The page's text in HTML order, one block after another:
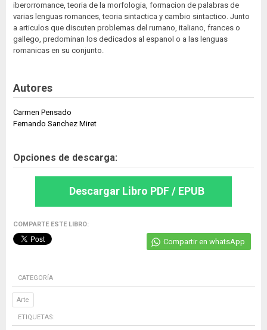
iberorromance, teoria de la morfologia, formacion de palabras de
varias lenguas romances, teoria sintactica y cambio sintactico. Junto
a articulos que discuten problemas del rumano, italiano, frances o
gallego, predominan los dedicados al espanol o a las lenguas
romanicas en su conjunto.
Autores
Carmen Pensado
Fernando Sanchez Miret
Opciones de descarga:
Descargar Libro PDF / EPUB
COMPARTE ESTE LIBRO:
Compartir en whatsApp
CATEGORÍA
Arte
ETIQUETAS: